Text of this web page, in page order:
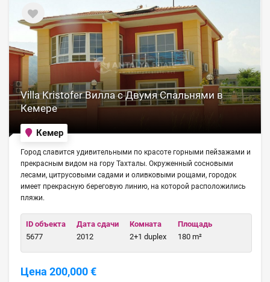
Villa Kristofer Вилла с Двумя Спальнями в
Кемере
Кемер
Город славится удивительными по красоте горными пейзажами и
прекрасным видом на гору Тахталы. Окруженный сосновыми
лесами, цитрусовыми садами и оливковыми рощами, городок
имеет прекрасную береговую линию, на которой расположились
пляжи.
ID объекта
5677
Дата сдачи
2012
Комната
2+1 duplex
Площадь
180 m²
Цена 200,000 €